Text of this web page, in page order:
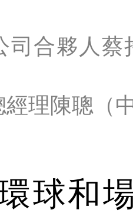
司合夥人
理陳聰（
球和